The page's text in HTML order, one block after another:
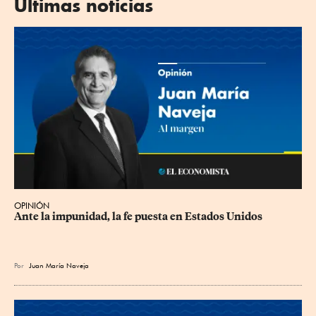
Últimas noticias
OPINIÓN
Ante la impunidad, la fe puesta en Estados Unidos
Por Juan María Naveja